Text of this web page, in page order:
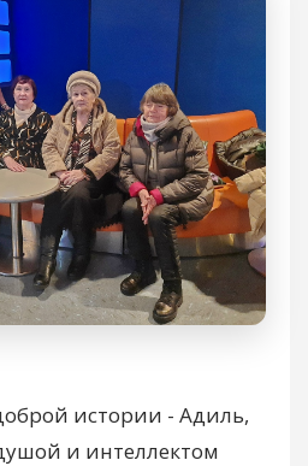
истории - Адиль,
и интеллектом